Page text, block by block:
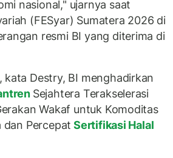
nasional," ujarnya saat
(FESyar) Sumatera 2026 di
resmi BI yang diterima di
kata Destry, BI menghadirkan
Sejahtera Terakselerasi
Wakaf untuk Komoditas
dan Percepat Sertifikasi Halal